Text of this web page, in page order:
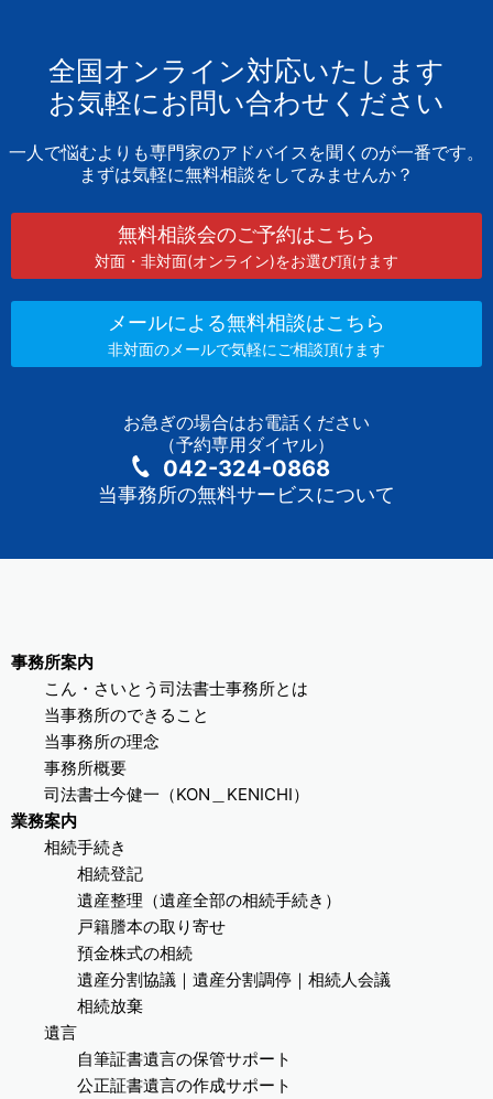
全国オンライン対応いたします
お気軽にお問い合わせください
一人で悩むよりも専門家のアドバイスを聞くのが一番です。
まずは気軽に無料相談をしてみませんか？
無料相談会のご予約はこちら
対面・非対面(オンライン)をお選び頂けます
メールによる無料相談はこちら
非対面のメールで気軽にご相談頂けます
お急ぎの場合はお電話ください
（予約専用ダイヤル）
042-324-0868
当事務所の無料サービスについて
事務所案内
こん・さいとう司法書士事務所とは
当事務所のできること
当事務所の理念
事務所概要
司法書士今健一（KON＿KENICHI）
業務案内
相続手続き
相続登記
遺産整理（遺産全部の相続手続き）
戸籍謄本の取り寄せ
預金株式の相続
遺産分割協議｜遺産分割調停｜相続人会議
相続放棄
遺言
自筆証書遺言の保管サポート
公正証書遺言の作成サポート